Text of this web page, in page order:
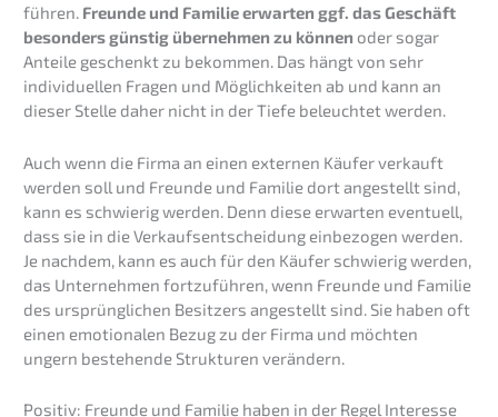
führen. Freun­de und Familie erwar­ten ggf. das Geschäft
beson­ders günstig überneh­men zu können oder sogar
Antei­le geschenkt zu bekom­men. Das hängt von sehr
indivi­du­el­len Fragen und Möglich­kei­ten ab und kann an
dieser Stelle daher nicht in der Tiefe beleuch­tet werden.
Auch wenn die Firma an einen exter­nen Käufer verkauft
werden soll und Freun­de und Familie dort angestellt sind,
kann es schwie­rig werden. Denn diese erwar­ten eventu­ell,
dass sie in die Verkaufs­ent­schei­dung einbe­zo­gen werden.
Je nachdem, kann es auch für den Käufer schwie­rig werden,
das Unter­neh­men fortzu­füh­ren, wenn Freun­de und Familie
des ursprüng­li­chen Besit­zers angestellt sind. Sie haben oft
einen emotio­na­len Bezug zu der Firma und möchten
ungern bestehen­de Struk­tu­ren verändern.
Positiv: Freun­de und Familie haben in der Regel Inter­es­se